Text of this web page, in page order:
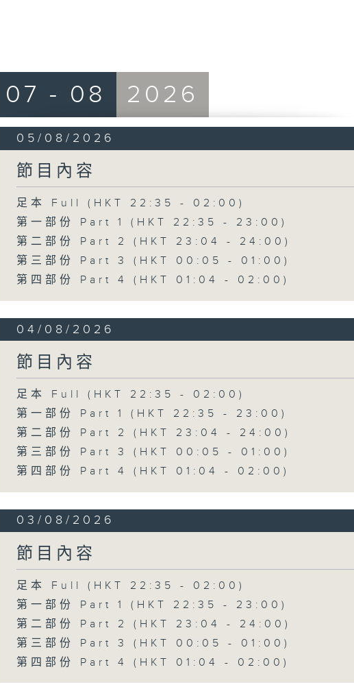
07 - 08 2026
05/08/2026
節目內容
足本 Full (HKT 22:35 - 02:00)
第一部份 Part 1 (HKT 22:35 - 23:00)
第二部份 Part 2 (HKT 23:04 - 24:00)
第三部份 Part 3 (HKT 00:05 - 01:00)
第四部份 Part 4 (HKT 01:04 - 02:00)
04/08/2026
節目內容
足本 Full (HKT 22:35 - 02:00)
第一部份 Part 1 (HKT 22:35 - 23:00)
第二部份 Part 2 (HKT 23:04 - 24:00)
第三部份 Part 3 (HKT 00:05 - 01:00)
第四部份 Part 4 (HKT 01:04 - 02:00)
03/08/2026
節目內容
足本 Full (HKT 22:35 - 02:00)
第一部份 Part 1 (HKT 22:35 - 23:00)
第二部份 Part 2 (HKT 23:04 - 24:00)
第三部份 Part 3 (HKT 00:05 - 01:00)
第四部份 Part 4 (HKT 01:04 - 02:00)